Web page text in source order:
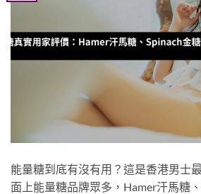
能量糖到底有沒有用？這是香港男士
面上能量糖品牌眾多，Hamer汗馬糖